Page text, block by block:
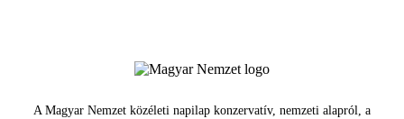
A Magyar Nemzet közéleti napilap konzervatív, nemzeti alapról, a